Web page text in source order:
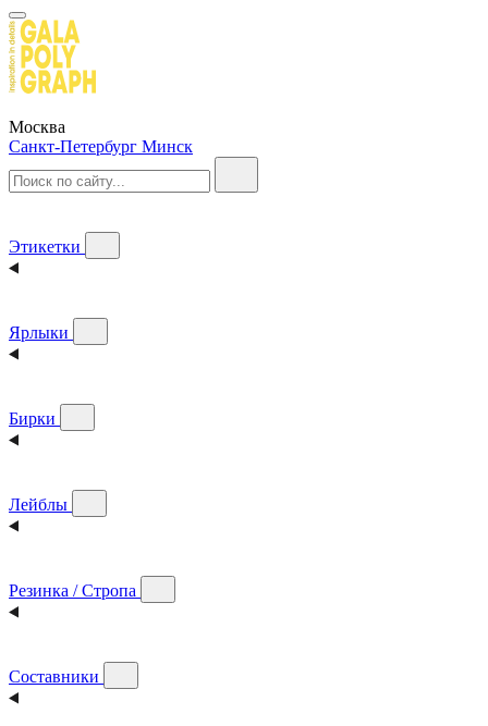
Москва
Санкт-Петербург Минск
Этикетки
Ярлыки
Бирки
Лейблы
Резинка / Стропа
Составники